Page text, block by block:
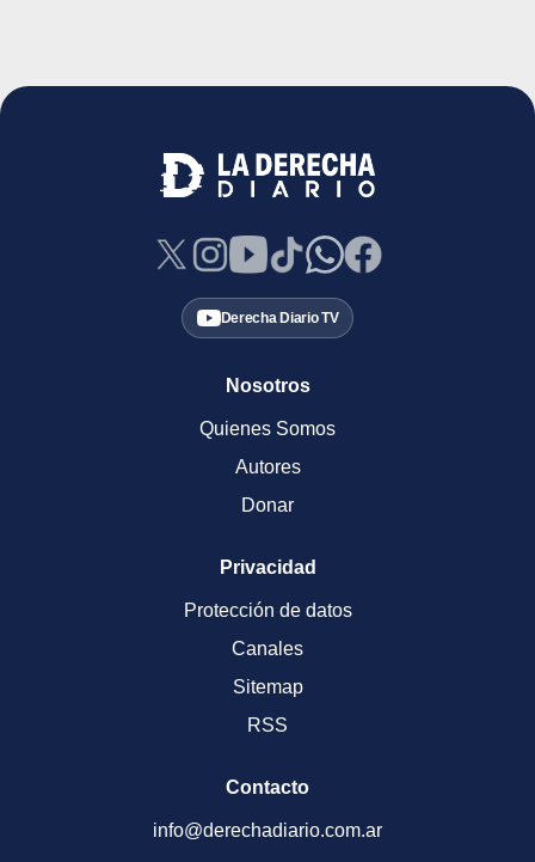
Derecha Diario TV
Nosotros
Quienes Somos
Autores
Donar
Privacidad
Protección de datos
Canales
Sitemap
RSS
Contacto
info@derechadiario.com.ar